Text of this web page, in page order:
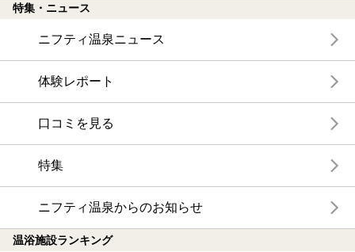
特集・ニュース
ニフティ温泉ニュース
体験レポート
口コミを見る
特集
ニフティ温泉からのお知らせ
温浴施設ランキング